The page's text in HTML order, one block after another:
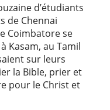
d’étudiants
de Chennai
Coimbatore se
Kasam, au Tamil
sur leurs
la Bible, prier et
pour le Christ et